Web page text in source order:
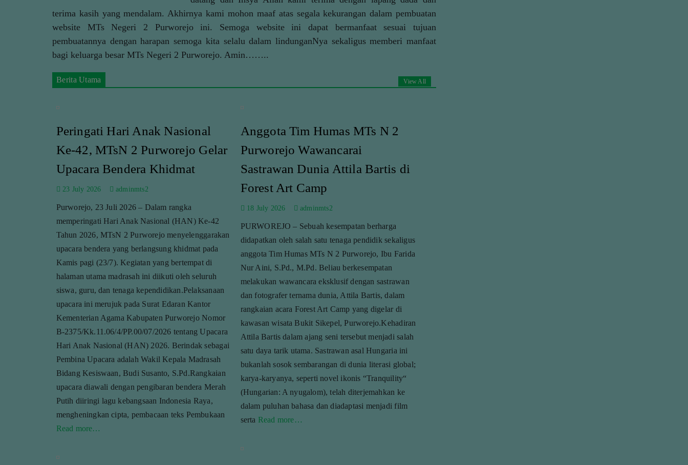
terima kasih yang mendalam. Akhirnya kami mohon maaf atas segala kekurangan dalam pembuatan
website MTs Negeri 2 Purworejo ini. Semoga website ini dapat bermanfaat sesuai tujuan
pembuatannya dengan harapan semoga kita selalu dalam lindunganNya sekaligus memberi manfaat
bagi keluarga besar MTs Negeri 2 Purworejo. Amin……..
Berita Utama View All
Peringati Hari Anak Nasional
Ke-42, MTsN 2 Purworejo Gelar
Upacara Bendera Khidmat
23 July 2026 adminmts2
Purworejo, 23 Juli 2026 – Dalam rangka
memperingati Hari Anak Nasional (HAN) Ke-42
Tahun 2026, MTsN 2 Purworejo menyelenggarakan
upacara bendera yang berlangsung khidmat pada
Kamis pagi (23/7). Kegiatan yang bertempat di
halaman utama madrasah ini diikuti oleh seluruh
siswa, guru, dan tenaga kependidikan.Pelaksanaan
upacara ini merujuk pada Surat Edaran Kantor
Kementerian Agama Kabupaten Purworejo Nomor
B-2375/Kk.11.06/4/PP.00/07/2026 tentang Upacara
Hari Anak Nasional (HAN) 2026. Berindak sebagai
Pembina Upacara adalah Wakil Kepala Madrasah
Bidang Kesiswaan, Budi Susanto, S.Pd.Rangkaian
upacara diawali dengan pengibaran bendera Merah
Putih diiringi lagu kebangsaan Indonesia Raya,
mengheningkan cipta, pembacaan teks Pembukaan
Read more…
Anggota Tim Humas MTs N 2
Purworejo Wawancarai
Sastrawan Dunia Attila Bartis di
Forest Art Camp
18 July 2026 adminmts2
PURWOREJO – Sebuah kesempatan berharga
didapatkan oleh salah satu tenaga pendidik sekaligus
anggota Tim Humas MTs N 2 Purworejo, Ibu Farida
Nur Aini, S.Pd., M.Pd. Beliau berkesempatan
melakukan wawancara eksklusif dengan sastrawan
dan fotografer ternama dunia, Attila Bartis, dalam
rangkaian acara Forest Art Camp yang digelar di
kawasan wisata Bukit Sikepel, Purworejo.Kehadiran
Attila Bartis dalam ajang seni tersebut menjadi salah
satu daya tarik utama. Sastrawan asal Hungaria ini
bukanlah sosok sembarangan di dunia literasi global;
karya-karyanya, seperti novel ikonis “Tranquility“
(Hungarian: A nyugalom), telah diterjemahkan ke
dalam puluhan bahasa dan diadaptasi menjadi film
serta Read more…